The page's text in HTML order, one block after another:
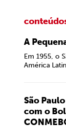
A
Em 1955, o
América
São
com o